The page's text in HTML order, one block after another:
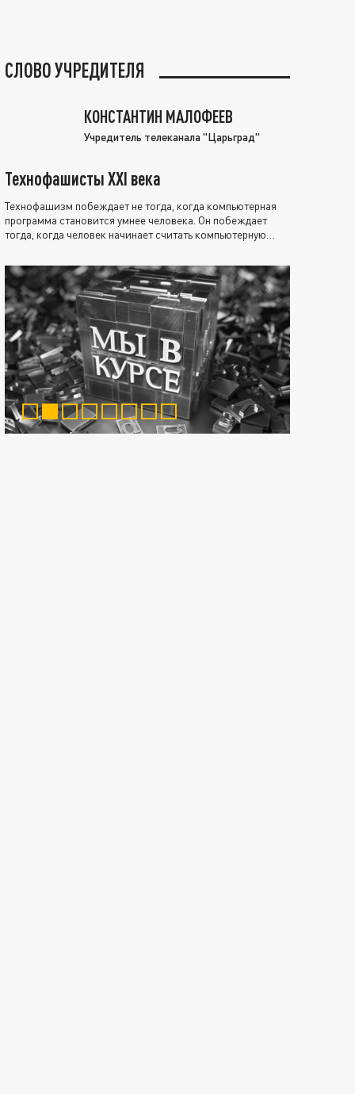
СЛОВО УЧРЕДИТЕЛЯ
КОНСТАНТИН МАЛОФЕЕВ
Учредитель телеканала "Царьград"
Технофашисты XXI века
Технофашизм побеждает не тогда, когда компьютерная
программа становится умнее человека. Он побеждает
тогда, когда человек начинает считать компьютерную